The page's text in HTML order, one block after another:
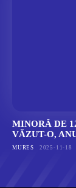
MINORĂ DE
VĂZUT-O,
MURES 2025-11-18